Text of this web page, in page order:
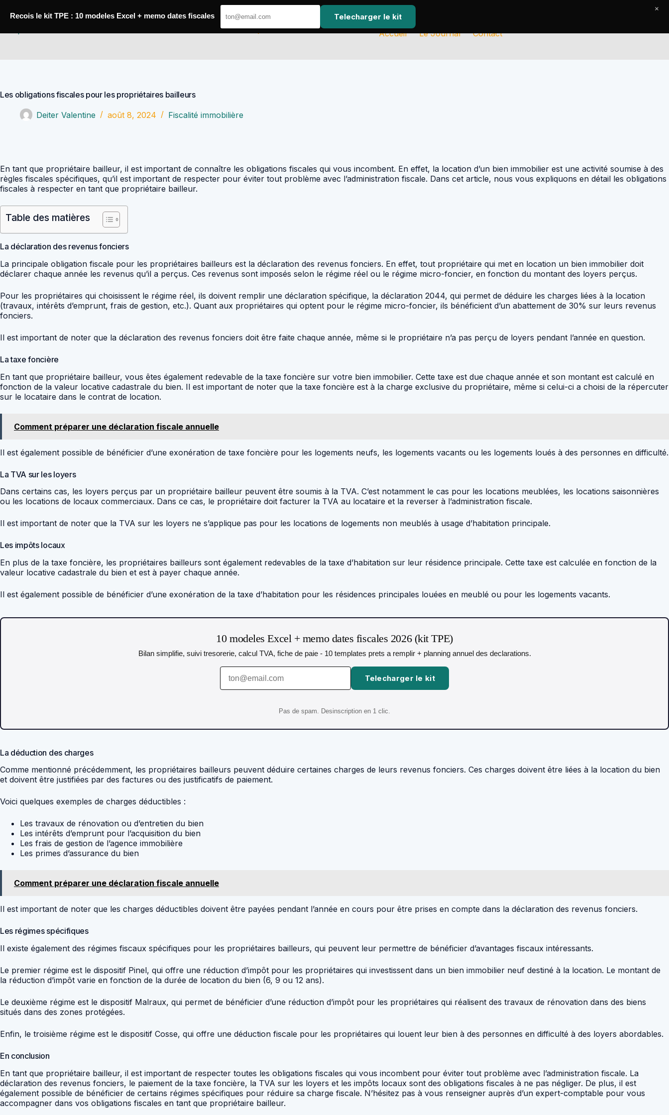
Accueil Le Journal Contact
Les obligations fiscales pour les propriétaires bailleurs
Deiter Valentine août 8, 2024 Fiscalité immobilière
En tant que propriétaire bailleur, il est important de connaître les obligations fiscales qui vous incombent. En effet, la location d’un bien immobilier est une activité soumise à des
règles fiscales spécifiques, qu’il est important de respecter pour éviter tout problème avec l’administration fiscale. Dans cet article, nous vous expliquons en détail les obligations
fiscales à respecter en tant que propriétaire bailleur.
Table des matières
La déclaration des revenus fonciers
La principale obligation fiscale pour les propriétaires bailleurs est la déclaration des revenus fonciers. En effet, tout propriétaire qui met en location un bien immobilier doit
déclarer chaque année les revenus qu’il a perçus. Ces revenus sont imposés selon le régime réel ou le régime micro-foncier, en fonction du montant des loyers perçus.
Pour les propriétaires qui choisissent le régime réel, ils doivent remplir une déclaration spécifique, la déclaration 2044, qui permet de déduire les charges liées à la location
(travaux, intérêts d’emprunt, frais de gestion, etc.). Quant aux propriétaires qui optent pour le régime micro-foncier, ils bénéficient d’un abattement de 30% sur leurs revenus
fonciers.
Il est important de noter que la déclaration des revenus fonciers doit être faite chaque année, même si le propriétaire n’a pas perçu de loyers pendant l’année en question.
La taxe foncière
En tant que propriétaire bailleur, vous êtes également redevable de la taxe foncière sur votre bien immobilier. Cette taxe est due chaque année et son montant est calculé en
fonction de la valeur locative cadastrale du bien. Il est important de noter que la taxe foncière est à la charge exclusive du propriétaire, même si celui-ci a choisi de la répercuter
sur le locataire dans le contrat de location.
Comment préparer une déclaration fiscale annuelle
Il est également possible de bénéficier d’une exonération de taxe foncière pour les logements neufs, les logements vacants ou les logements loués à des personnes en difficulté.
La TVA sur les loyers
Dans certains cas, les loyers perçus par un propriétaire bailleur peuvent être soumis à la TVA. C’est notamment le cas pour les locations meublées, les locations saisonnières
ou les locations de locaux commerciaux. Dans ce cas, le propriétaire doit facturer la TVA au locataire et la reverser à l’administration fiscale.
Il est important de noter que la TVA sur les loyers ne s’applique pas pour les locations de logements non meublés à usage d’habitation principale.
Les impôts locaux
En plus de la taxe foncière, les propriétaires bailleurs sont également redevables de la taxe d’habitation sur leur résidence principale. Cette taxe est calculée en fonction de la
valeur locative cadastrale du bien et est à payer chaque année.
Il est également possible de bénéficier d’une exonération de la taxe d’habitation pour les résidences principales louées en meublé ou pour les logements vacants.
10 modeles Excel + memo dates fiscales 2026 (kit TPE)
Bilan simplifie, suivi tresorerie, calcul TVA, fiche de paie - 10 templates prets a remplir + planning annuel des declarations.
Telecharger le kit
Pas de spam. Desinscription en 1 clic.
La déduction des charges
Comme mentionné précédemment, les propriétaires bailleurs peuvent déduire certaines charges de leurs revenus fonciers. Ces charges doivent être liées à la location du bien
et doivent être justifiées par des factures ou des justificatifs de paiement.
Voici quelques exemples de charges déductibles :
Les travaux de rénovation ou d’entretien du bien
Les intérêts d’emprunt pour l’acquisition du bien
Les frais de gestion de l’agence immobilière
Les primes d’assurance du bien
Comment préparer une déclaration fiscale annuelle
Il est important de noter que les charges déductibles doivent être payées pendant l’année en cours pour être prises en compte dans la déclaration des revenus fonciers.
Les régimes spécifiques
Il existe également des régimes fiscaux spécifiques pour les propriétaires bailleurs, qui peuvent leur permettre de bénéficier d’avantages fiscaux intéressants.
Le premier régime est le dispositif Pinel, qui offre une réduction d’impôt pour les propriétaires qui investissent dans un bien immobilier neuf destiné à la location. Le montant de
la réduction d’impôt varie en fonction de la durée de location du bien (6, 9 ou 12 ans).
Le deuxième régime est le dispositif Malraux, qui permet de bénéficier d’une réduction d’impôt pour les propriétaires qui réalisent des travaux de rénovation dans des biens
situés dans des zones protégées.
Enfin, le troisième régime est le dispositif Cosse, qui offre une déduction fiscale pour les propriétaires qui louent leur bien à des personnes en difficulté à des loyers abordables.
En conclusion
En tant que propriétaire bailleur, il est important de respecter toutes les obligations fiscales qui vous incombent pour éviter tout problème avec l’administration fiscale. La
déclaration des revenus fonciers, le paiement de la taxe foncière, la TVA sur les loyers et les impôts locaux sont des obligations fiscales à ne pas négliger. De plus, il est
également possible de bénéficier de certains régimes spécifiques pour réduire sa charge fiscale. N’hésitez pas à vous renseigner auprès d’un expert-comptable pour vous
accompagner dans vos obligations fiscales en tant que propriétaire bailleur.
Recois le kit TPE : 10 modeles Excel + memo dates fiscales Telecharger le kit
×